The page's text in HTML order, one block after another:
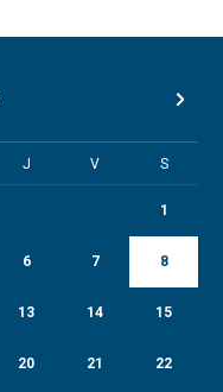
J V S
1
6 7 8
13 14 15
20 21 22